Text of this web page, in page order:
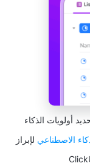
أولويات الذكاء
الاصطناعي لإبراز